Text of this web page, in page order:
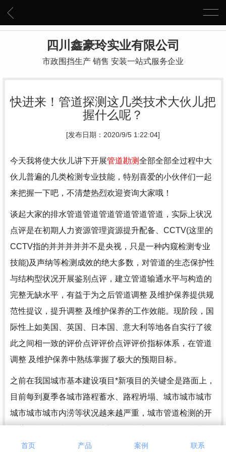
四川鑫豪玲实业有限公司
市政围挡生产 销售 安装一站式服务企业
快进来！管道探测这几类技术大伙儿把
握什么呢？
[发布日期：2020/9/5 1:22:04]
今天我将使大伙儿讲下开展管道勘测全部全部全过程中大
伙儿普遍的几类检测专业技能，特别喜爱的小伙伴们一起
来把握一下吧，不清楚热烈欢迎资询大家哦！
谈起大家的排水管道管道管道管道管道管道，实际上状况
点评是在初期人力资源管理資源提升配备、CCTV(这里的
CCTV指的并并并并并不是央视，只是一种内窥检测专业
技能)及声纳等检测成效的绝大多数，对管道的生态保护性
与结构型状况开展鉴别点评，建立管道输通水平与构造的
完整无缺水平，有益于为之后管道调整 及维护保养提供规
范性提议，提升调整 及维护保养的工作效能。现阶段，国
际性上如美国、英国、日本国、意大利等地各自实行了彼
此之间相一致的评价点评评价点评评价指标体系，在管道
调整 及维护保养中熟练掌握了极大的预期目标。
之前在我国城市基本建设项目*新项目的关键全是路面上，
目前每到夏季各城市路程蓄水、路程坍塌、城市城市城市
城市城市城市内涝等状况越来越严重，城市管道检测的开
底管道网的检测，对于管道內部的实际状况开展分析,管道
首页 产品 案例 联系